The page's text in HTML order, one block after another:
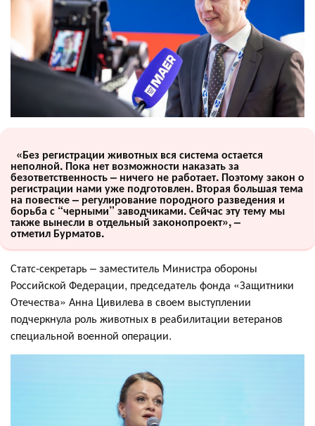
«Без регистрации животных вся система остается
неполной. Пока нет возможности наказать за
безответственность – ничего не работает. Поэтому закон о
регистрации нами уже подготовлен. Вторая большая тема
на повестке – регулирование породного разведения и
борьба с “черными” заводчиками. Сейчас эту тему мы
также вынесли в отдельный законопроект», –
отметил Бурматов.
Статс-секретарь – заместитель Министра обороны
Российской Федерации, председатель фонда «Защитники
Отечества» Анна Цивилева в своем выступлении
подчеркнула роль животных в реабилитации ветеранов
специальной военной операции.